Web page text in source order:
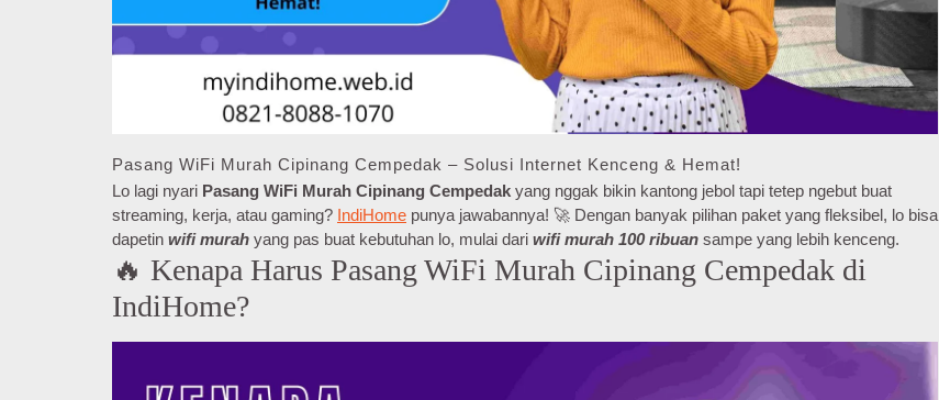
Pasang WiFi Murah Cipinang Cempedak – Solusi Internet Kenceng & Hemat!
Lo lagi nyari Pasang WiFi Murah Cipinang Cempedak yang nggak bikin kantong jebol tapi tetep ngebut buat
streaming, kerja, atau gaming? IndiHome punya jawabannya! 🚀 Dengan banyak pilihan paket yang fleksibel, lo bisa
dapetin wifi murah yang pas buat kebutuhan lo, mulai dari wifi murah 100 ribuan sampe yang lebih kenceng.
🔥 Kenapa Harus Pasang WiFi Murah Cipinang Cempedak di
IndiHome?